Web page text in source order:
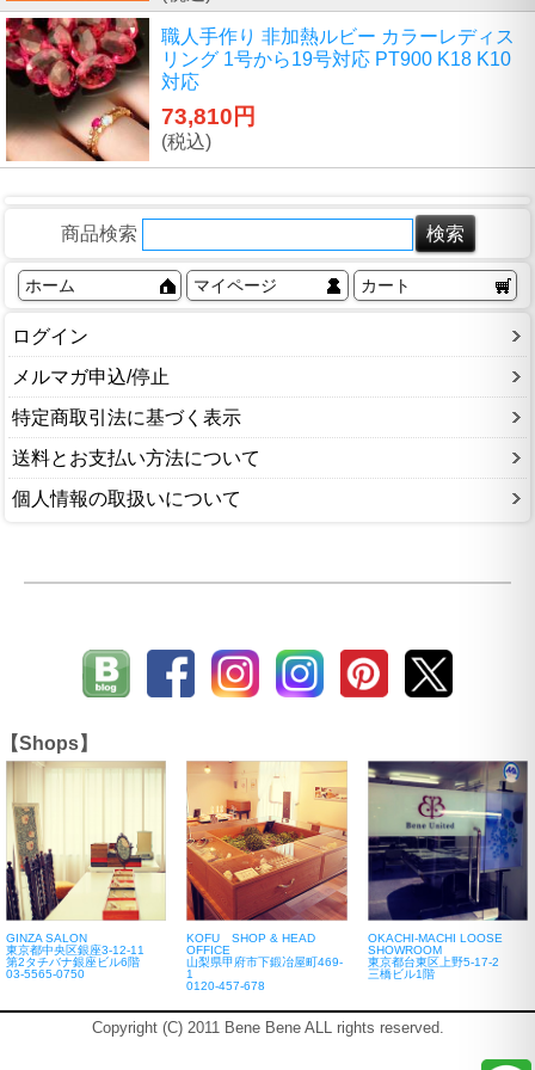
職人手作り 非加熱ルビー カラーレディス
リング 1号から19号対応 PT900 K18 K10
対応
73,810円
(税込)
商品検索
ホーム マイページ カート
ログイン
メルマガ申込/停止
特定商取引法に基づく表示
送料とお支払い方法について
個人情報の取扱いについて
【Shops】
GINZA SALON
東京都中央区銀座3-12-11
第2タチバナ銀座ビル6階
03-5565-0750
KOFU SHOP & HEAD
OFFICE
山梨県甲府市下鍛冶屋町469-
1
0120-457-678
OKACHI-MACHI LOOSE
SHOWROOM
東京都台東区上野5-17-2
三橋ビル1階
Copyright (C) 2011 Bene Bene ALL rights reserved.